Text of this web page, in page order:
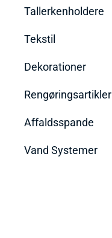
Tallerkenholdere
Tekstil
Dekorationer
Rengøringsartikler
Affaldsspande
Vand Systemer